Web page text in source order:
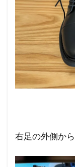
右足の外側か